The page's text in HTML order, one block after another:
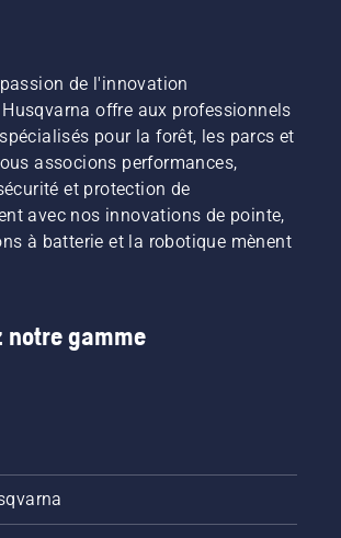
de l'innovation
offre aux professionnels
pour la forêt, les parcs et
associons performances,
et protection de
avec nos innovations de pointe,
à batterie et la robotique mènent
notre gamme